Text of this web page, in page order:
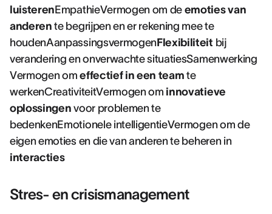
luisterenEmpathieVermogen om de emoties van
anderen te begrijpen en er rekening mee te
houdenAanpassingsvermogenFlexibiliteit bij
verandering en onverwachte situatiesSamenwerking
Vermogen omeffectief in een team te
werkenCreativiteitVermogen om innovatieve
oplossingen voor problemen te
bedenkenEmotionele intelligentieVermogen om de
eigen emoties en die van anderen te beheren in
interacties
Stres- en crisismanagement